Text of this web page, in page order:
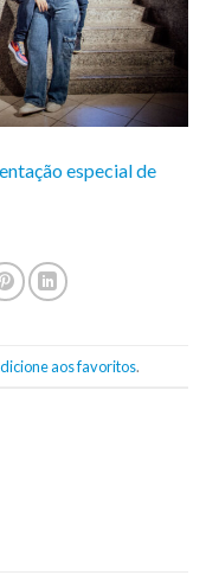
especial de
aos favoritos.